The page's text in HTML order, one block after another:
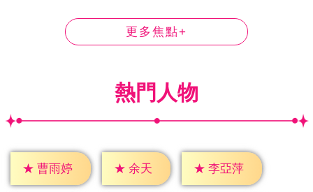
更多焦點+
熱門人物
★ 曹雨婷 ★ 余天 ★ 李亞萍